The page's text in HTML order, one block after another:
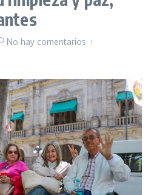
No hay comentarios